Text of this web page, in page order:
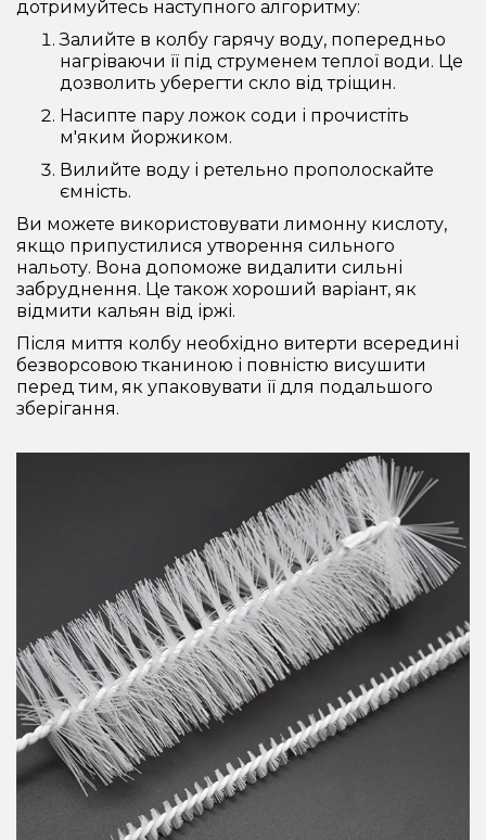
дотримуйтесь наступного алгоритму:
Залийте в колбу гарячу воду, попередньо
нагріваючи її під струменем теплої води. Це
дозволить уберегти скло від тріщин.
Насипте пару ложок соди і прочистіть
м'яким йоржиком.
Вилийте воду і ретельно прополоскайте
ємність.
Ви можете використовувати лимонну кислоту,
якщо припустилися утворення сильного
нальоту. Вона допоможе видалити сильні
забруднення. Це також хороший варіант, як
відмити кальян від іржі.
Після миття колбу необхідно витерти всередині
безворсовою тканиною і повністю висушити
перед тим, як упаковувати її для подальшого
зберігання.